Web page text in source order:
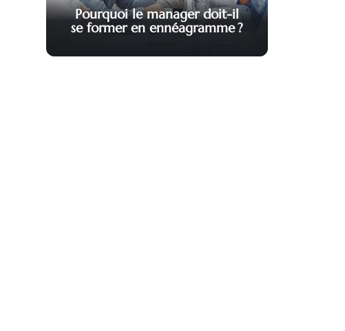
Pourquoi le manager doit-il
se former en ennéagramme ?